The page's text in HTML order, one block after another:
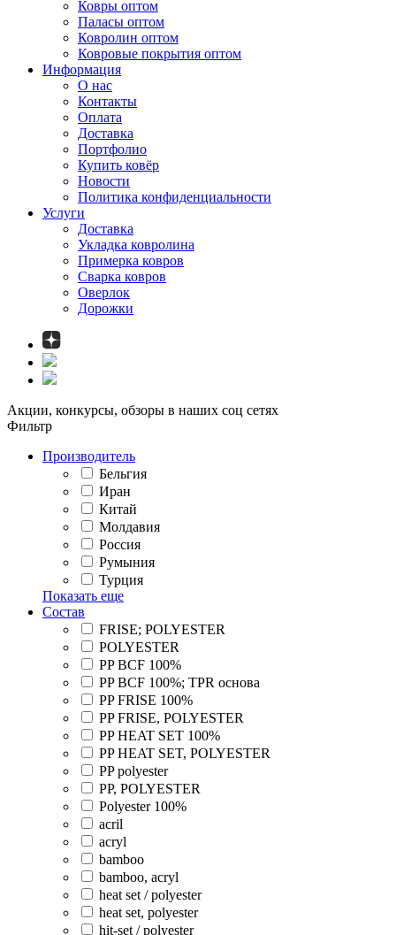
Ковры оптом
Паласы оптом
Ковролин оптом
Ковровые покрытия оптом
Информация
О нас
Контакты
Оплата
Доставка
Портфолио
Купить ковёр
Новости
Политика конфиденциальности
Услуги
Доставка
Укладка ковролина
Примерка ковров
Сварка ковров
Оверлок
Дорожки
Акции, конкурсы, обзоры в наших соц сетях
Фильтр
Производитель
Бельгия
Иран
Китай
Молдавия
Россия
Румыния
Турция
Показать еще
Состав
FRISE; POLYESTER
POLYESTER
PP BCF 100%
PP BCF 100%; TPR основа
PP FRISE 100%
PP FRISE, POLYESTER
PP HEAT SET 100%
PP HEAT SET, POLYESTER
PP polyester
PP, POLYESTER
Polyester 100%
acril
acryl
bamboo
bamboo, acryl
heat set / polyester
heat set, polyester
hit-set / polyester